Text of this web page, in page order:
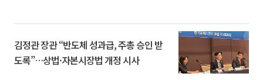
김정관 장관 “반도체 성과급, 주총 승인 받
도록”…상법·자본시장법 개정 시사